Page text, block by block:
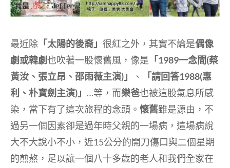
最近除 「太陽的後裔」 很紅之外，其實不論是偶像
劇或韓劇也吹著一股懷舊風，像是 「1989一念間(蔡
黃汝、張立昂、邵雨薇主演)」
、
「請回答1988(惠
利、朴寶劍主演)」 …等，而樂爸也被這股氣息所感
染，當下有了這次旅程的念頭。 懷舊雖是源由，不
過另一個因素卻是過年時父親的一場病，這場病說
大不大說小不小，近15公分的開刀傷口與二個星期
的煎熬，足以讓一個八十多歲的老人和我們全家在